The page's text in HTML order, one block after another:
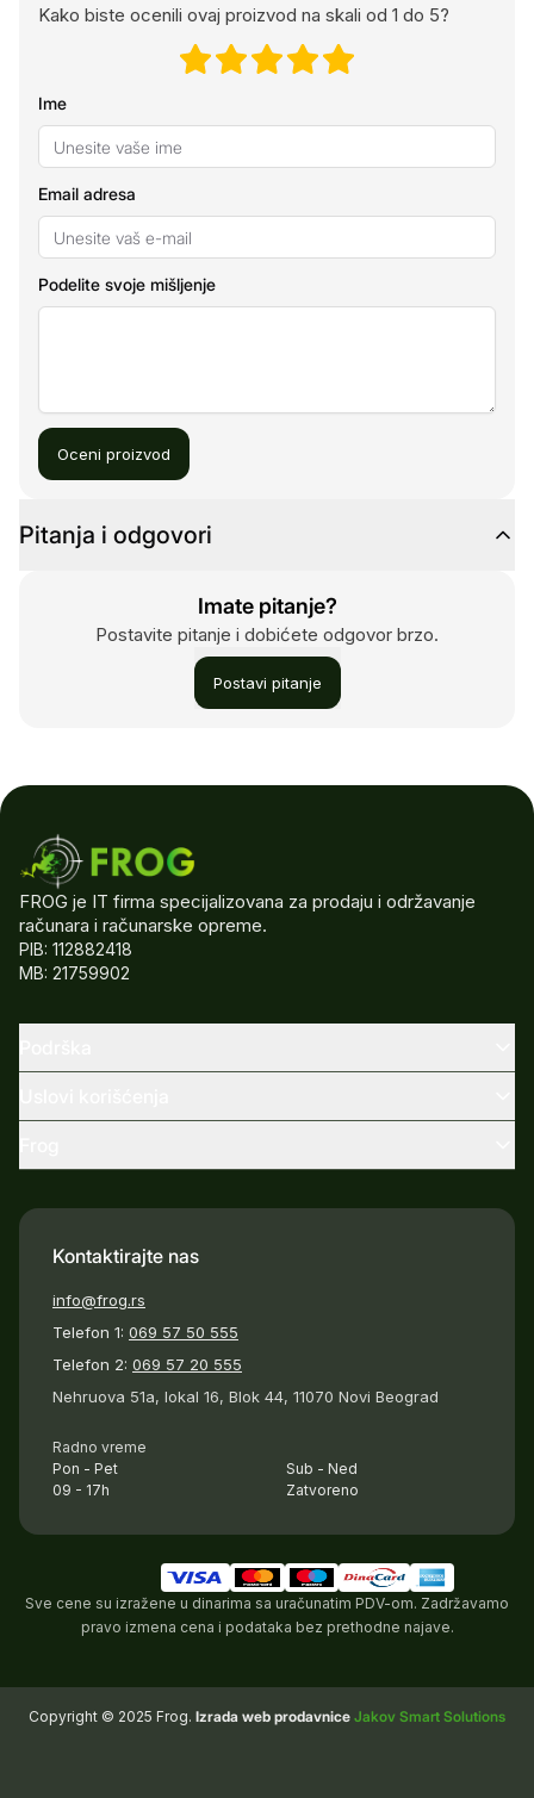
Kako biste ocenili ovaj proizvod na skali od 1 do 5?
Ime
Email adresa
Podelite svoje mišljenje
Oceni proizvod
Pitanja i odgovori
Imate pitanje?
Postavite pitanje i dobićete odgovor brzo.
Postavi pitanje
FROG je IT firma specijalizovana za prodaju i održavanje
računara i računarske opreme.
PIB: 112882418
MB: 21759902
Kontaktirajte nas
info@frog.rs
Telefon 1: 069 57 50 555
Telefon 2: 069 57 20 555
Nehruova 51a, lokal 16, Blok 44, 11070 Novi Beograd
Radno vreme
Pon - Pet
09 - 17h
Sub - Ned
Zatvoreno
Sve cene su izražene u dinarima sa uračunatim PDV-om. Zadržavamo
pravo izmena cena i podataka bez prethodne najave.
Copyright © 2025 Frog. Izrada web prodavnice Jakov Smart Solutions